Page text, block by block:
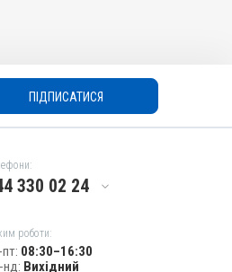
ПІДПИСАТИСЯ
330 02 24
роботи:
08:30–16:30
нд: Вихідний